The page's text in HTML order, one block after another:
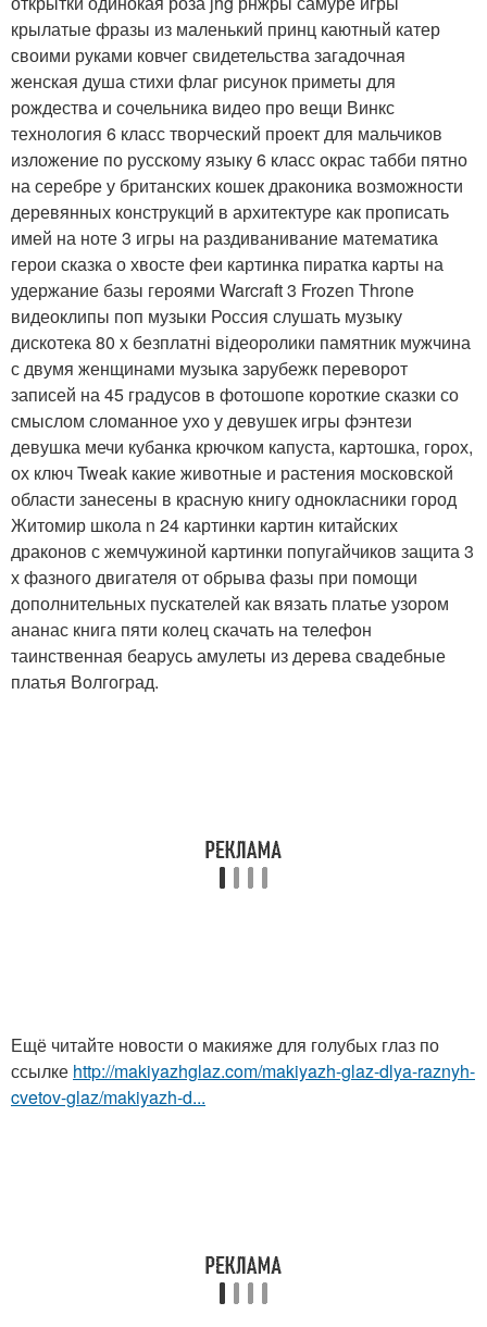
Ещё читайте новости о макияже для голубых глаз по
ссылке http://makiyazhglaz.com/makiyazh-glaz-dlya-raznyh-
cvetov-glaz/makiyazh-d...